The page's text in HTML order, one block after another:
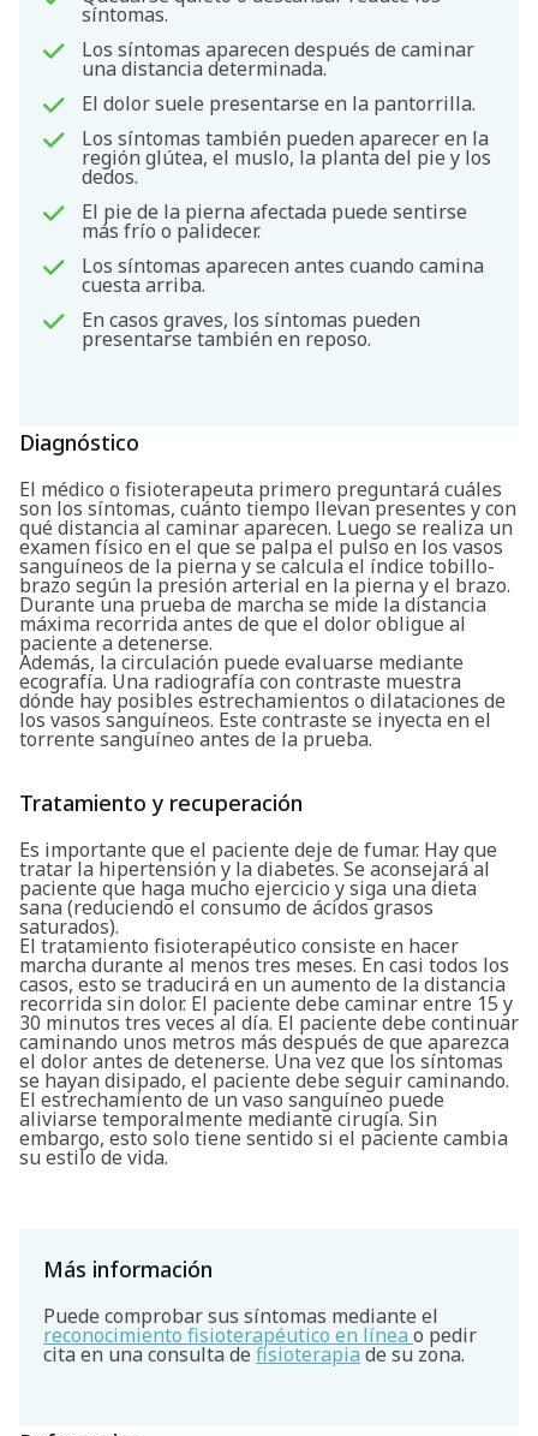
Buscar
síntomas.
Los síntomas aparecen después de caminar
una distancia determinada.
El dolor suele presentarse en la pantorrilla.
Los síntomas también pueden aparecer en la
región glútea, el muslo, la planta del pie y los
dedos.
El pie de la pierna afectada puede sentirse
más frío o palidecer.
Los síntomas aparecen antes cuando camina
cuesta arriba.
En casos graves, los síntomas pueden
presentarse también en reposo.
Diagnóstico
El médico o fisioterapeuta primero preguntará cuáles
son los síntomas, cuánto tiempo llevan presentes y con
qué distancia al caminar aparecen. Luego se realiza un
examen físico en el que se palpa el pulso en los vasos
sanguíneos de la pierna y se calcula el índice tobillo-
brazo según la presión arterial en la pierna y el brazo.
Durante una prueba de marcha se mide la distancia
máxima recorrida antes de que el dolor obligue al
paciente a detenerse.
Además, la circulación puede evaluarse mediante
ecografía. Una radiografía con contraste muestra
dónde hay posibles estrechamientos o dilataciones de
los vasos sanguíneos. Este contraste se inyecta en el
torrente sanguíneo antes de la prueba.
Tratamiento y recuperación
Es importante que el paciente deje de fumar. Hay que
tratar la hipertensión y la diabetes. Se aconsejará al
paciente que haga mucho ejercicio y siga una dieta
sana (reduciendo el consumo de ácidos grasos
saturados).
El tratamiento fisioterapéutico consiste en hacer
marcha durante al menos tres meses. En casi todos los
casos, esto se traducirá en un aumento de la distancia
recorrida sin dolor. El paciente debe caminar entre 15 y
30 minutos tres veces al día. El paciente debe continuar
caminando unos metros más después de que aparezca
el dolor antes de detenerse. Una vez que los síntomas
se hayan disipado, el paciente debe seguir caminando.
El estrechamiento de un vaso sanguíneo puede
aliviarse temporalmente mediante cirugía. Sin
embargo, esto solo tiene sentido si el paciente cambia
su estilo de vida.
Más información
Puede comprobar sus síntomas mediante el
reconocimiento fisioterapéutico en línea o pedir
cita en una consulta de fisioterapia de su zona.